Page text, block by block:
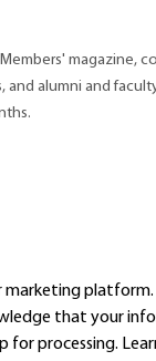
magazine,
and alumni and
marketing
that your
for processing.